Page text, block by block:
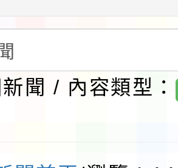
年度國民中學各
前鑑定事宜
灣武術協會檢送
中正盃決賽暨國
素聰明用，防疫
術節教師研習
聞 / 內容類型：